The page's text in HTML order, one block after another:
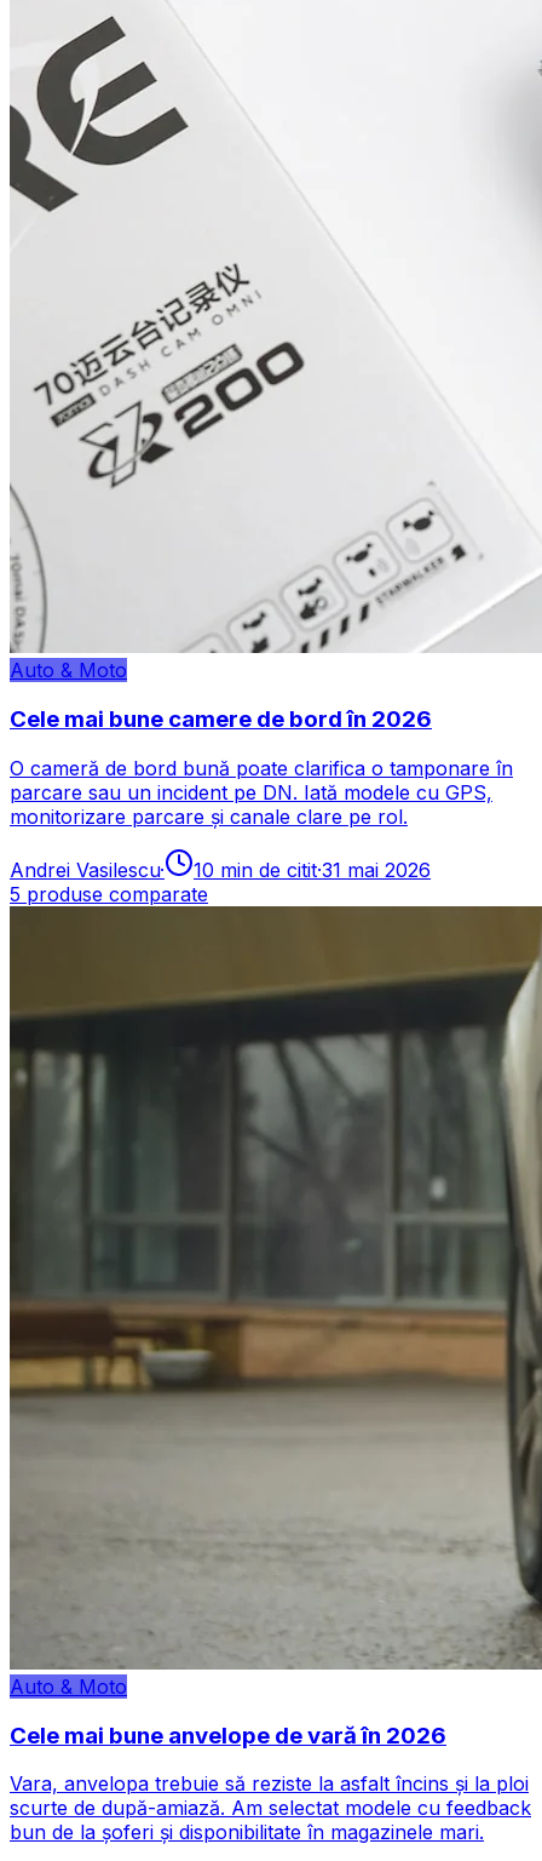
Auto & Moto
Cele mai bune camere de bord în 2026
O cameră de bord bună poate clarifica o tamponare în
parcare sau un incident pe DN. Iată modele cu GPS,
monitorizare parcare și canale clare pe rol.
Andrei Vasilescu· 10 min de citit·31 mai 2026
5 produse comparate
Auto & Moto
Cele mai bune anvelope de vară în 2026
Vara, anvelopa trebuie să reziste la asfalt încins și la ploi
scurte de după-amiază. Am selectat modele cu feedback
bun de la șoferi și disponibilitate în magazinele mari.